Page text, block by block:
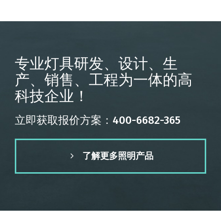
专业灯具研发、设计、生
产、销售、工程为一体的高
科技企业！
立即获取报价方案：400-6682-365
了解更多照明产品